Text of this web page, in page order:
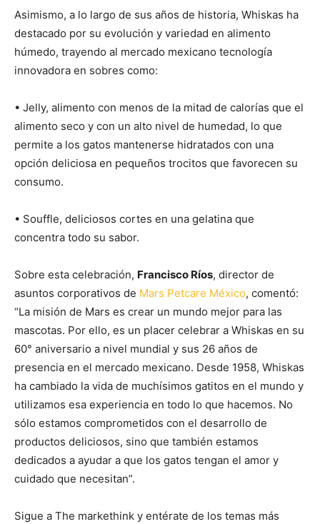
Asimismo, a lo largo de sus años de historia, Whiskas ha
destacado por su evolución y variedad en alimento
húmedo, trayendo al mercado mexicano tecnología
innovadora en sobres como:
• Jelly, alimento con menos de la mitad de calorías que el
alimento seco y con un alto nivel de humedad, lo que
permite a los gatos mantenerse hidratados con una
opción deliciosa en pequeños trocitos que favorecen su
consumo.
• Souffle, deliciosos cortes en una gelatina que
concentra todo su sabor.
Sobre esta celebración, Francisco Ríos, director de
asuntos corporativos de Mars Petcare México, comentó:
“La misión de Mars es crear un mundo mejor para las
mascotas. Por ello, es un placer celebrar a Whiskas en su
60° aniversario a nivel mundial y sus 26 años de
presencia en el mercado mexicano. Desde 1958, Whiskas
ha cambiado la vida de muchísimos gatitos en el mundo y
utilizamos esa experiencia en todo lo que hacemos. No
sólo estamos comprometidos con el desarrollo de
productos deliciosos, sino que también estamos
dedicados a ayudar a que los gatos tengan el amor y
cuidado que necesitan”.
Sigue a The markethink y entérate de los temas más